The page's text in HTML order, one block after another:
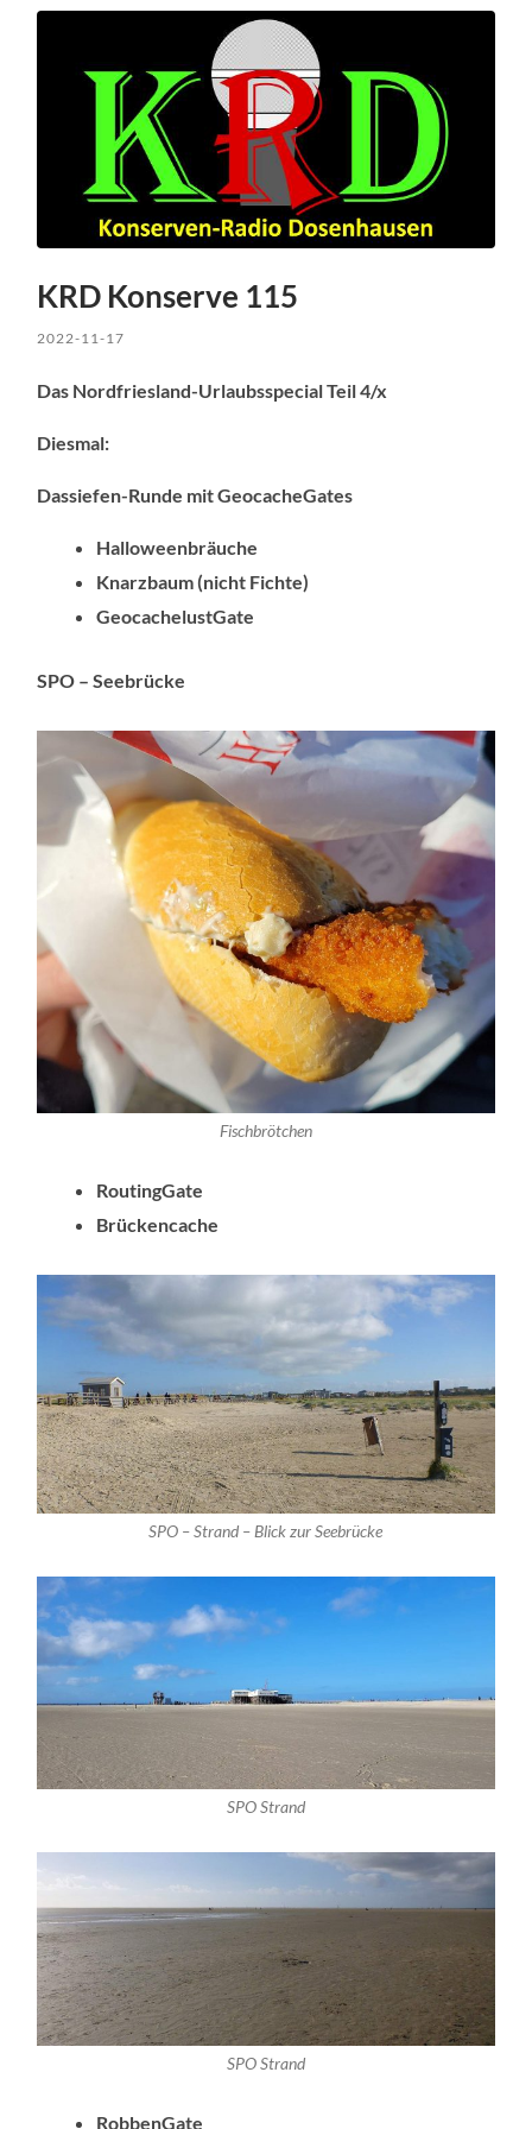
KRD Konserve 115
2022-11-17
Das Nordfriesland-Urlaubsspecial Teil 4/x
Diesmal:
Dassiefen-Runde mit GeocacheGates
Halloweenbräuche
Knarzbaum (nicht Fichte)
GeocachelustGate
SPO – Seebrücke
Fischbrötchen
RoutingGate
Brückencache
SPO – Strand – Blick zur Seebrücke
SPO Strand
SPO Strand
RobbenGate